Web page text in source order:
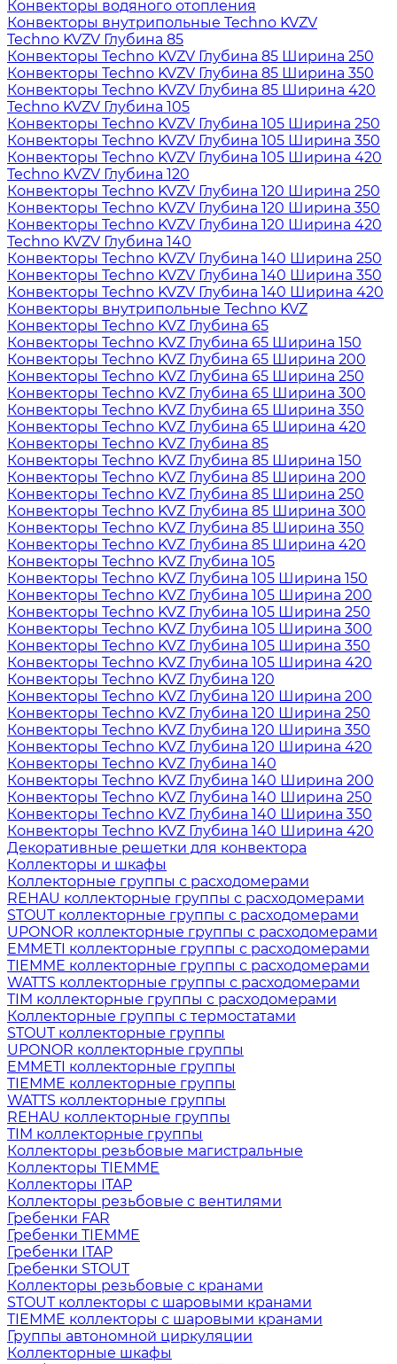
Конвекторы водяного отопления
Конвекторы внутрипольные Techno KVZV
Techno KVZV Глубина 85
Конвекторы Techno KVZV Глубина 85 Ширина 250
Конвекторы Techno KVZV Глубина 85 Ширина 350
Конвекторы Techno KVZV Глубина 85 Ширина 420
Techno KVZV Глубина 105
Конвекторы Techno KVZV Глубина 105 Ширина 250
Конвекторы Techno KVZV Глубина 105 Ширина 350
Конвекторы Techno KVZV Глубина 105 Ширина 420
Techno KVZV Глубина 120
Конвекторы Techno KVZV Глубина 120 Ширина 250
Конвекторы Techno KVZV Глубина 120 Ширина 350
Конвекторы Techno KVZV Глубина 120 Ширина 420
Techno KVZV Глубина 140
Конвекторы Techno KVZV Глубина 140 Ширина 250
Конвекторы Techno KVZV Глубина 140 Ширина 350
Конвекторы Techno KVZV Глубина 140 Ширина 420
Конвекторы внутрипольные Techno KVZ
Конвекторы Techno KVZ Глубина 65
Конвекторы Techno KVZ Глубина 65 Ширина 150
Конвекторы Techno KVZ Глубина 65 Ширина 200
Конвекторы Techno KVZ Глубина 65 Ширина 250
Конвекторы Techno KVZ Глубина 65 Ширина 300
Конвекторы Techno KVZ Глубина 65 Ширина 350
Конвекторы Techno KVZ Глубина 65 Ширина 420
Конвекторы Techno KVZ Глубина 85
Конвекторы Techno KVZ Глубина 85 Ширина 150
Конвекторы Techno KVZ Глубина 85 Ширина 200
Конвекторы Techno KVZ Глубина 85 Ширина 250
Конвекторы Techno KVZ Глубина 85 Ширина 300
Конвекторы Techno KVZ Глубина 85 Ширина 350
Конвекторы Techno KVZ Глубина 85 Ширина 420
Конвекторы Techno KVZ Глубина 105
Конвекторы Techno KVZ Глубина 105 Ширина 150
Конвекторы Techno KVZ Глубина 105 Ширина 200
Конвекторы Techno KVZ Глубина 105 Ширина 250
Конвекторы Techno KVZ Глубина 105 Ширина 300
Конвекторы Techno KVZ Глубина 105 Ширина 350
Конвекторы Techno KVZ Глубина 105 Ширина 420
Конвекторы Techno KVZ Глубина 120
Конвекторы Techno KVZ Глубина 120 Ширина 200
Конвекторы Techno KVZ Глубина 120 Ширина 250
Конвекторы Techno KVZ Глубина 120 Ширина 350
Конвекторы Techno KVZ Глубина 120 Ширина 420
Конвекторы Techno KVZ Глубина 140
Конвекторы Techno KVZ Глубина 140 Ширина 200
Конвекторы Techno KVZ Глубина 140 Ширина 250
Конвекторы Techno KVZ Глубина 140 Ширина 350
Конвекторы Techno KVZ Глубина 140 Ширина 420
Декоративные решетки для конвектора
Коллекторы и шкафы
Коллекторные группы с расходомерами
REHAU коллекторные группы с расходомерами
STOUT коллекторные группы с расходомерами
UPONOR коллекторные группы с расходомерами
EMMETI коллекторные группы с расходомерами
TIEMME коллекторные группы с расходомерами
WATTS коллекторные группы с расходомерами
TIM коллекторные группы с расходомерами
Коллекторные группы с термостатами
STOUT коллекторные группы
UPONOR коллекторные группы
EMMETI коллекторные группы
TIEMME коллекторные группы
WATTS коллекторные группы
REHAU коллекторные группы
TIM коллекторные группы
Коллекторы резьбовые магистральные
Коллекторы TIEMME
Коллекторы ITAP
Коллекторы резьбовые с вентилями
Гребенки FAR
Гребенки TIEMME
Гребенки ITAP
Гребенки STOUT
Коллекторы резьбовые с кранами
STOUT коллекторы с шаровыми кранами
TIEMME коллекторы с шаровыми кранами
Группы автономной циркуляции
Коллекторные шкафы